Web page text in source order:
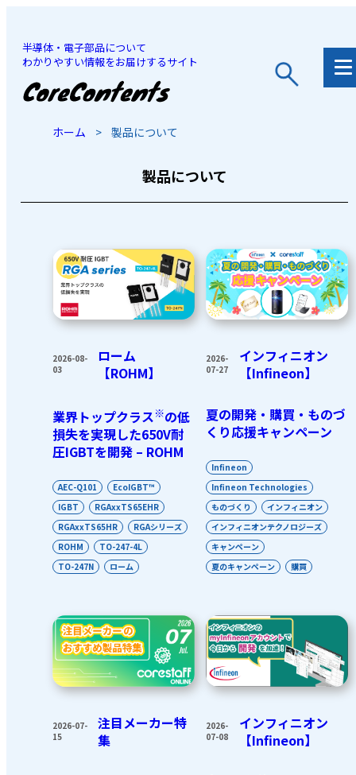
半導体・電子部品について
わかりやすい情報をお届けするサイト
JP
ホーム > 製品について
製品について
2026-08-
03
ローム
【ROHM】
業界トップクラス※の低
損失を実現した650V耐
圧IGBTを開発 – ROHM
AEC-Q101
EcoIGBT™
IGBT
RGAxxTS65EHR
RGAxxTS65HR
RGAシリーズ
ROHM
TO-247-4L
TO-247N
ローム
2026-
07-27
インフィニオン
【Infineon】
夏の開発・購買・ものづ
くり応援キャンペーン
Infineon
Infineon Technologies
ものづくり
インフィニオン
インフィニオンテクノロジーズ
キャンペーン
夏のキャンペーン
購買
2026-07-
15
注目メーカー特
集
2026-
07-08
インフィニオン
【Infineon】